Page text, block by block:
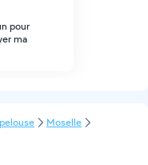
pour
ma
Moselle